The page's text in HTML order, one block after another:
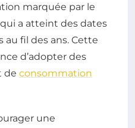
marquée par le
qui a atteint des dates
au fil des ans. Cette
d’adopter des
de consommation
une